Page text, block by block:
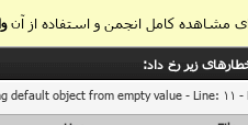
مشاهده کامل انجمن و استفاده از آن
زیر رخ داد:
default object from empty value - Line: 11 -